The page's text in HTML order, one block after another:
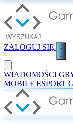
ZALOGUJ SIĘ
WIADOMOŚCI
MOBILE ESPORT